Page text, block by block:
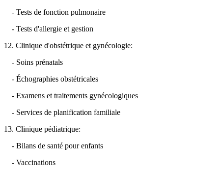
- Tests de fonction pulmonaire
- Tests d'allergie et gestion
12. Clinique d'obstétrique et gynécologie:
- Soins prénatals
- Échographies obstétricales
- Examens et traitements gynécologiques
- Services de planification familiale
13. Clinique pédiatrique:
- Bilans de santé pour enfants
- Vaccinations